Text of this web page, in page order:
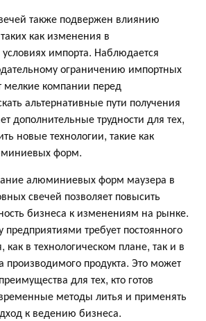
также подвержен влиянию
как изменения в
условиях импорта. Наблюдается
ограничению импортных
мелкие компании перед
альтернативные пути получения
дополнительные трудности для тех,
новые технологии, такие как
форм.
алюминиевых форм маузера в
свечей позволяет повысить
бизнеса к изменениям на рынке.
требует постоянного
в технологическом плане, так и в
производимого продукта. Это может
для тех, кто готов
методы литья и применять
к ведению бизнеса.